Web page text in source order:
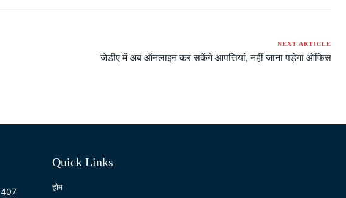
NEXT ARTICLE
जेडीए में अब ऑनलाइन कर सकेंगे आपत्तियां, नहीं जाना पड़ेगा ऑफिस
407
Quick Links
होम